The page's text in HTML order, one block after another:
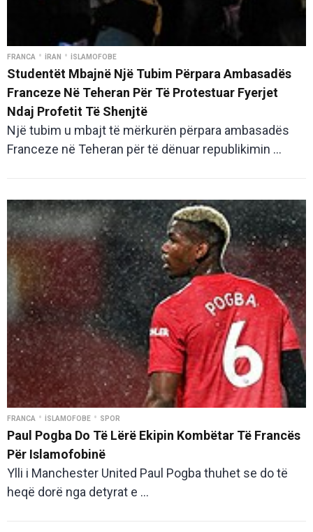
FRANCA • İRAN • İSLAMOFOBE
Studentët Mbajnë Një Tubim Përpara Ambasadës
Franceze Në Teheran Për Të Protestuar Fyerjet
Ndaj Profetit Të Shenjtë
Një tubim u mbajt të mërkurën përpara ambasadës
Franceze në Teheran për të dënuar republikimin ...
FRANCA • İSLAMOFOBE • SPOR
Paul Pogba Do Të Lërë Ekipin Kombëtar Të Francës
Për Islamofobinë
Ylli i Manchester United Paul Pogba thuhet se do të
heqë dorë nga detyrat e ...